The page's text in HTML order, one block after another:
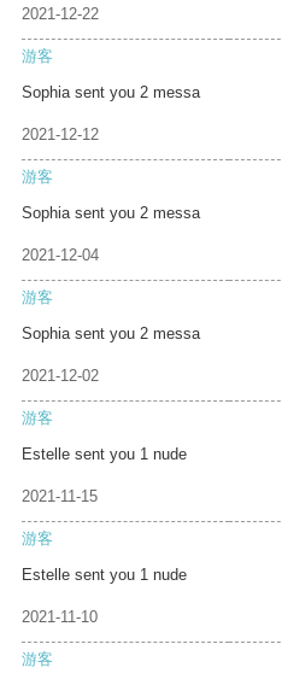
2021-12-22
游客
Sophia sent you 2 messa
2021-12-12
游客
Sophia sent you 2 messa
2021-12-04
游客
Sophia sent you 2 messa
2021-12-02
游客
Estelle sent you 1 nude
2021-11-15
游客
Estelle sent you 1 nude
2021-11-10
游客